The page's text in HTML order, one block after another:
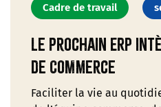
Cadre de travail
Le prochain ERP
de Commerce
Faciliter la vie au